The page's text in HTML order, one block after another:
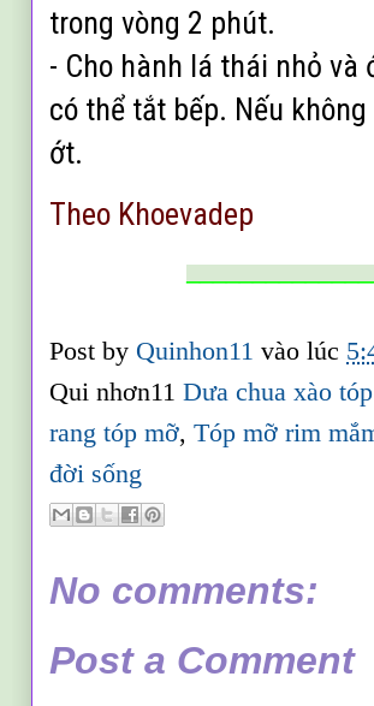
trong vòng 2 phút.
- Cho hành lá thái nhỏ
có thể tắt bếp. Nếu
ớt.
Theo Khoevadep
Post by Quinhon11vào lúc
Qui nhơn11Dưa chua xào
rang tóp mỡ,Tóp mỡ rim
đời sống
No comments:
Post a Comment